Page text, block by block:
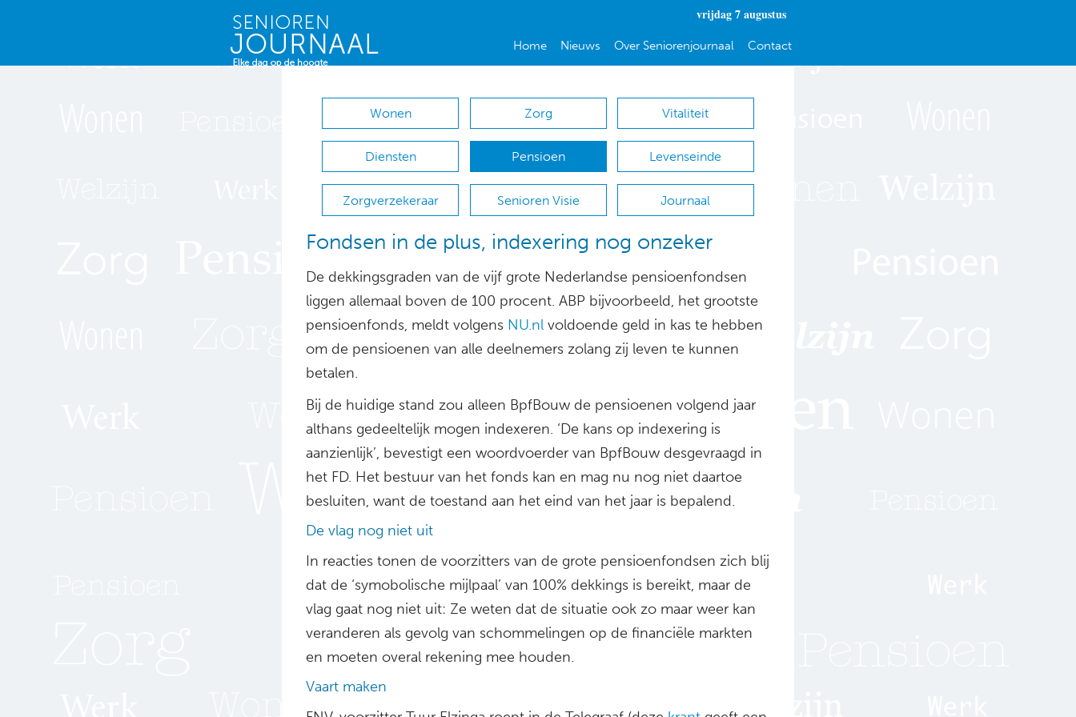
vrijdag 7 augustus
Home Nieuws Over Seniorenjournaal Contact
Wonen Zorg Vitaliteit
Diensten Pensioen Levenseinde
Zorgverzekeraar Senioren Visie Journaal
Fondsen in de plus, indexering nog onzeker
De dekkingsgraden van de vijf grote Nederlandse pensioenfondsen
liggen allemaal boven de 100 procent. ABP bijvoorbeeld, het grootste
pensioenfonds, meldt volgens NU.nl voldoende geld in kas te hebben
om de pensioenen van alle deelnemers zolang zij leven te kunnen
betalen.
Bij de huidige stand zou alleen BpfBouw de pensioenen volgend jaar
althans gedeeltelijk mogen indexeren. ‘De kans op indexering is
aanzienlijk’, bevestigt een woordvoerder van BpfBouw desgevraagd in
het FD. Het bestuur van het fonds kan en mag nu nog niet daartoe
besluiten, want de toestand aan het eind van het jaar is bepalend.
De vlag nog niet uit
In reacties tonen de voorzitters van de grote pensioenfondsen zich blij
dat de ‘symobolische mijlpaal’ van 100% dekkings is bereikt, maar de
vlag gaat nog niet uit: Ze weten dat de situatie ook zo maar weer kan
veranderen als gevolg van schommelingen op de financiële markten
en moeten overal rekening mee houden.
Vaart maken